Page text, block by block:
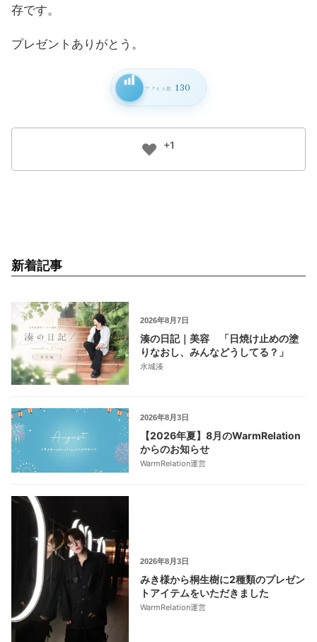
存です。
プレゼントありがとう。
アクセス数 130
+1
新着記事
2026年8月7日
湊の日記｜美容 「日焼け止めの塗
りなおし、みんなどうしてる？」
水城湊
2026年8月3日
【2026年夏】8月のWarmRelation
からのお知らせ
WarmRelation運営
2026年8月3日
みき様から桐生樹に2種類のプレゼン
トアイテムをいただきました
WarmRelation運営